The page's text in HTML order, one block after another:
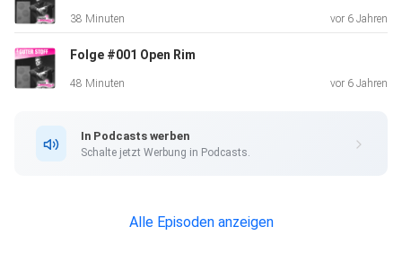
38 Minuten vor 6 Jahren
Folge #001 Open Rim
48 Minuten vor 6 Jahren
In Podcasts werben
Schalte jetzt Werbung in Podcasts.
Alle Episoden anzeigen